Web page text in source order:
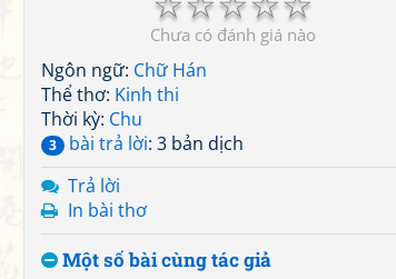
Chưa có đánh giá nào
Ngôn ngữ: Chữ Hán
Thể thơ: Kinh thi
Thời kỳ: Chu
3 bài trả lời: 3 bản dịch
Trả lời
In bài thơ
Một số bài cùng tác giả